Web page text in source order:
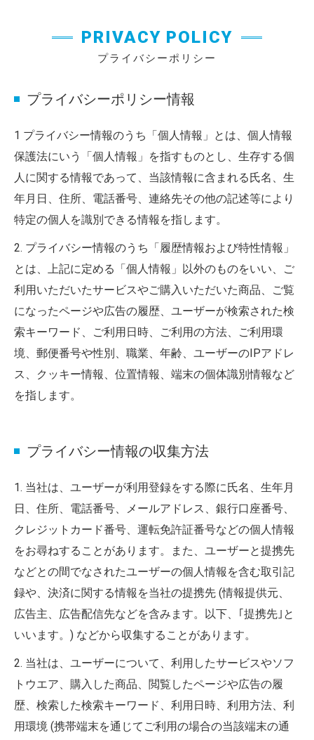
プライバシーポリシー
PRIVACY POLICY
プライバシーポリシー情報
1 プライバシー情報のうち「個人情報」とは、個人情報
保護法にいう「個人情報」を指すものとし、生存する個
人に関する情報であって、当該情報に含まれる氏名、生
年月日、住所、電話番号、連絡先その他の記述等により
特定の個人を識別できる情報を指します。
2. プライバシー情報のうち「履歴情報および特性情報」
とは、上記に定める「個人情報」以外のものをいい、ご
利用いただいたサービスやご購入いただいた商品、ご覧
になったページや広告の履歴、ユーザーが検索された検
索キーワード、ご利用日時、ご利用の方法、ご利用環
境、郵便番号や性別、職業、年齢、ユーザーのIPアドレ
ス、クッキー情報、位置情報、端末の個体識別情報など
を指します。
プライバシー情報の収集方法
1. 当社は、ユーザーが利用登録をする際に氏名、生年月
日、住所、電話番号、メールアドレス、銀行口座番号、
クレジットカード番号、運転免許証番号などの個人情報
をお尋ねすることがあります。また、ユーザーと提携先
などとの間でなされたユーザーの個人情報を含む取引記
録や、決済に関する情報を当社の提携先 (情報提供元、
広告主、広告配信先などを含みます。以下、｢提携先｣と
いいます。) などから収集することがあります。
2. 当社は、ユーザーについて、利用したサービスやソフ
トウエア、購入した商品、閲覧したページや広告の履
歴、検索した検索キーワード、利用日時、利用方法、利
用環境 (携帯端末を通じてご利用の場合の当該端末の通